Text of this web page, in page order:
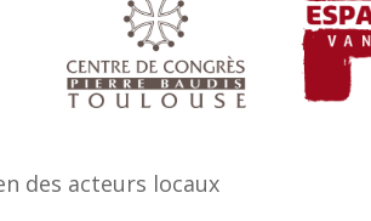
des acteurs locaux